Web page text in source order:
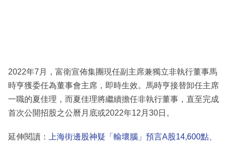
2022年7月，富衛宣佈集團現任副主席兼獨立非執行董事馬
時亨獲委任為董事會主席，即時生效。馬時亨接替卸任主席
一職的夏佳理，而夏佳理將繼續擔任非執行董事，直至完成
首次公開招股之公曆月底或2022年12月30日。
延伸閱讀：
上海街邊股神疑「輸壞腦」預言A股14,600點、